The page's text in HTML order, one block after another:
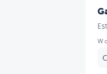
W